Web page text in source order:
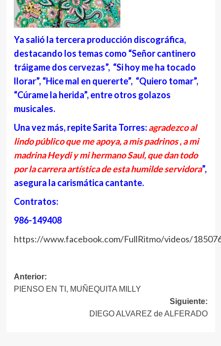
Ya salió la tercera producción discográfica,
destacando los temas como “Señor cantinero
tráigame dos cervezas”, “Si hoy me ha tocado
llorar”, “Hice mal en quererte”, “Quiero tomar”,
“Cúrame la herida”, entre otros golazos
musicales.
Una vez más, repite Sarita Torres:agradezco al
lindo público que me apoya, a mis padrinos , a mi
madrina Heydi y mi hermano Saul, que dan todo
por la carrera artística de esta humilde servidora”,
asegura la carismática cantante.
Contratos:
986-149408
https://www.facebook.com/FullRitmo/videos/
Navegación
de
Anterior:
PIENSO EN TI, MUÑEQUITA MILLY
Siguiente:
DIEGO ALVAREZ de ALFERADO